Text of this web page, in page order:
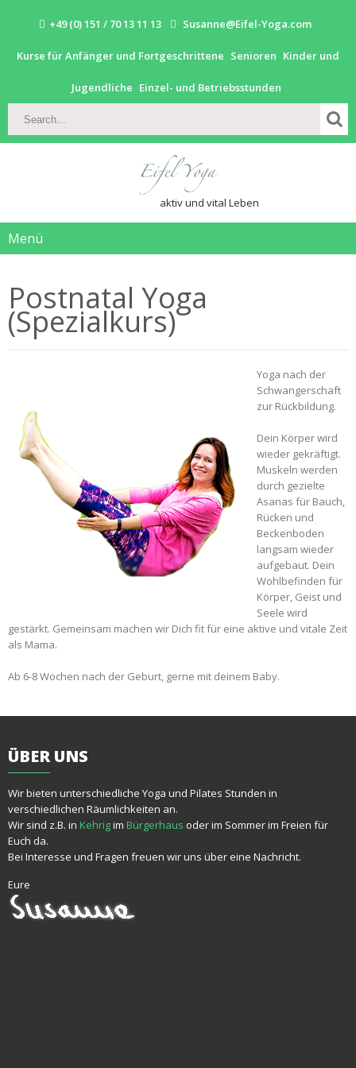
+49 (0) 151 / 70 13 11 13 Susanne@Eifel-Yoga.com
Kurse für Anfänger und Fortgeschrittene Senioren Kinder und
Jugendliche Einzel- und Betriebsstunden
aktiv und vital Leben
Menü
Postnatal Yoga
(Spezialkurs)
Yoga nach der
Schwangerschaft
zur Rückbildung.
Dein Körper wird
wieder gekräftigt.
Muskeln werden
durch gezielte
Asanas für Bauch,
Rücken und
Beckenboden
langsam wieder
aufgebaut. Dein
Wohlbefinden für
Körper, Geist und
Seele wird
gestärkt. Gemeinsam machen wir Dich fit für eine aktive und vitale Zeit
als Mama.
Ab 6-8 Wochen nach der Geburt, gerne mit deinem Baby.
ÜBERUNS
Wir bieten unterschiedliche Yoga und Pilates Stunden in
verschiedlichen Räumlichkeiten an.
Wir sind z.B. in Kehrigim Bürgerhaus oder im Sommer im Freien für
Euch da.
Bei Interesse und Fragen freuen wir uns über eine Nachricht.
Eure